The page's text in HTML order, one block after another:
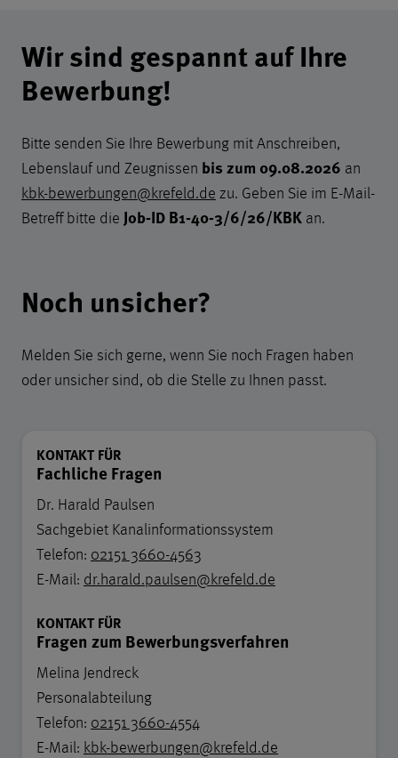
Informationen zur Bewerbung
Wir sind gespannt auf Ihre
Bewerbung!
Bitte senden Sie Ihre Bewerbung mit Anschreiben,
Lebenslauf und Zeugnissen bis zum 09.08.2026 an
kbk-bewerbungen@krefeld.de zu. Geben Sie im E-Mail-
Betreff bitte die Job-IDB1-40-3/6/26/KBK an.
Noch unsicher?
Melden Sie sich gerne, wenn Sie noch Fragen haben
oder unsicher sind, ob die Stelle zu Ihnen passt.
KONTAKT FÜR
Fachliche Fragen
Dr. Harald Paulsen
Sachgebiet Kanalinformationssystem
Telefon: 02151 3660-4563
E-Mail: dr.harald.paulsen@krefeld.de
KONTAKT FÜR
Fragen zum Bewerbungsverfahren
Melina Jendreck
Personalabteilung
Telefon: 02151 3660-4554
E-Mail: kbk-bewerbungen@krefeld.de